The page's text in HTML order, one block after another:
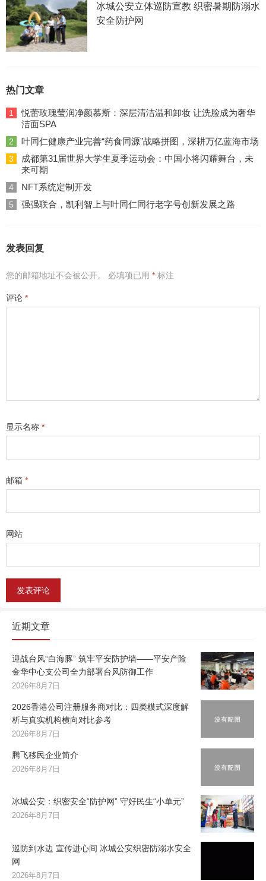
冰城公安立体巡防宣教 织密暑期防溺水
安全防护网
热门文章
1
悦蕾玫瑰莹润净颜慕斯：深层清洁温和卸妆 让洗脸成为奢华
洁面SPA
2 叶同仁健康产业完善“药食同源”战略拼图，深耕万亿蓝海市场
3
成都第31届世界大学生夏季运动会：中国小将闪耀舞台，未
来可期
4 NFT系统定制开发
5 强强联合，凯利智上与叶同仁同行老字号创新发展之路
发表回复
您的邮箱地址不会被公开。 必填项已用 * 标注
评论 *
显示名称 *
邮箱 *
网站
近期文章
迎战台风“白海豚” 筑牢平安防护墙——平安产险
金华中心支公司全力部署台风防御工作
2026年8月7日
2026香港公司注册服务商对比：四类模式深度解
析与真实机构横向对比参考
2026年8月7日
腾飞移民企业简介
2026年8月7日
冰城公安：织密安全“防护网” 守好民生“小单元”
2026年8月7日
巡防到水边 宣传进心间 冰城公安织密防溺水安全
网
2026年8月7日